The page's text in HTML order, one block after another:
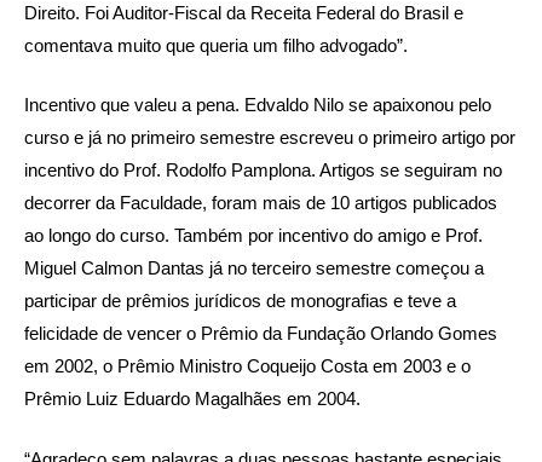
Direito. Foi Auditor-Fiscal da Receita Federal do Brasil e
comentava muito que queria um filho advogado”.
Incentivo que valeu a pena. Edvaldo Nilo se apaixonou pelo
curso e já no primeiro semestre escreveu o primeiro artigo por
incentivo do Prof. Rodolfo Pamplona. Artigos se seguiram no
decorrer da Faculdade, foram mais de 10 artigos publicados
ao longo do curso. Também por incentivo do amigo e Prof.
Miguel Calmon Dantas já no terceiro semestre começou a
participar de prêmios jurídicos de monografias e teve a
felicidade de vencer o Prêmio da Fundação Orlando Gomes
em 2002, o Prêmio Ministro Coqueijo Costa em 2003 e o
Prêmio Luiz Eduardo Magalhães em 2004.